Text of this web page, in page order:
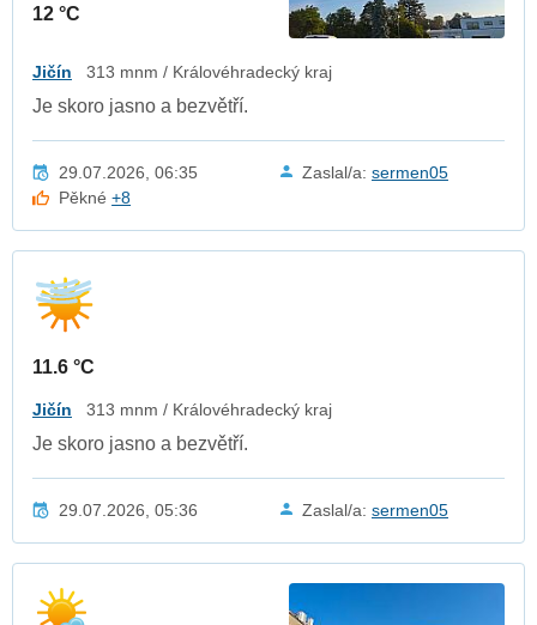
12 °C
Jičín 313 mnm / Královéhradecký kraj
Je skoro jasno a bezvětří.
29.07.2026, 06:35 Zaslal/a: sermen05
Pěkné+8
11.6 °C
Jičín 313 mnm / Královéhradecký kraj
Je skoro jasno a bezvětří.
29.07.2026, 05:36 Zaslal/a: sermen05